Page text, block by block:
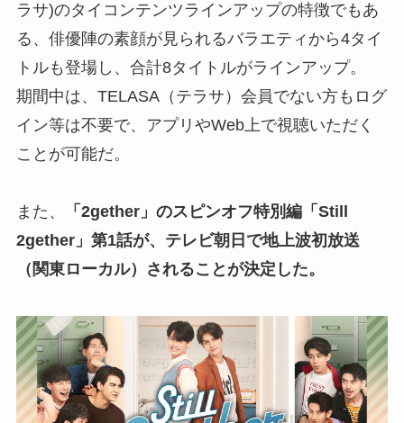
ラサ)のタイコンテンツラインアップの特徴でもあ
る、俳優陣の素顔が見られるバラエティから4タイ
トルも登場し、合計8タイトルがラインアップ。
期間中は、TELASA（テラサ）会員でない方もログ
イン等は不要で、アプリやWeb上で視聴いただく
ことが可能だ。
また、
「2gether」のスピンオフ特別編「Still
2gether」第1話が、テレビ朝日で地上波初放送
（関東ローカル）されることが決定した。